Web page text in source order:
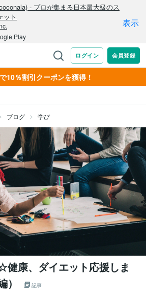
10％割引クーポンを獲得！
ブログ 学び
康、ダイエット応援しま
記事